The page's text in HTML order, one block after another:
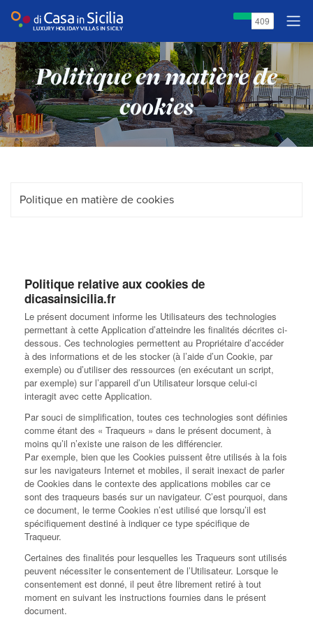
Politique en matière de
cookies
Politique relative aux cookies de
dicasainsicilia.fr
Le présent document informe les Utilisateurs des technologies
permettant à cette Application d’atteindre les finalités décrites ci-
dessous. Ces technologies permettent au Propriétaire d’accéder
à des informations et de les stocker (à l’aide d’un Cookie, par
exemple) ou d’utiliser des ressources (en exécutant un script,
par exemple) sur l’appareil d’un Utilisateur lorsque celui-ci
interagit avec cette Application.
Par souci de simplification, toutes ces technologies sont définies
comme étant des « Traqueurs » dans le présent document, à
moins qu’il n’existe une raison de les différencier.
Par exemple, bien que les Cookies puissent être utilisés à la fois
sur les navigateurs Internet et mobiles, il serait inexact de parler
de Cookies dans le contexte des applications mobiles car ce
sont des traqueurs basés sur un navigateur. C’est pourquoi, dans
ce document, le terme Cookies n’est utilisé que lorsqu’il est
spécifiquement destiné à indiquer ce type spécifique de
Traqueur.
Certaines des finalités pour lesquelles les Traqueurs sont utilisés
peuvent nécessiter le consentement de l’Utilisateur. Lorsque le
consentement est donné, il peut être librement retiré à tout
moment en suivant les instructions fournies dans le présent
document.